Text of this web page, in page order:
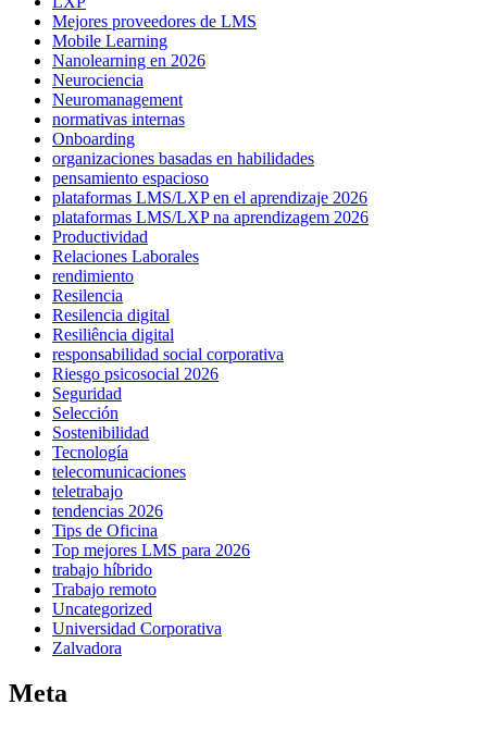
Mejores proveedores de LMS
Mobile Learning
Nanolearning en 2026
Neurociencia
Neuromanagement
normativas internas
Onboarding
organizaciones basadas en habilidades
pensamiento espacioso
plataformas LMS/LXP en el aprendizaje 2026
plataformas LMS/LXP na aprendizagem 2026
Productividad
Relaciones Laborales
rendimiento
Resilencia
Resilencia digital
Resiliência digital
responsabilidad social corporativa
Riesgo psicosocial 2026
Seguridad
Selección
Sostenibilidad
Tecnología
telecomunicaciones
teletrabajo
tendencias 2026
Tips de Oficina
Top mejores LMS para 2026
trabajo híbrido
Trabajo remoto
Uncategorized
Universidad Corporativa
Zalvadora
Meta